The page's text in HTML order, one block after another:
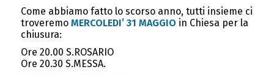
Come abbiamo fatto lo scorso anno, tutti insieme ci
troveremo MERCOLEDI’ 31 MAGGIO in Chiesa per la
chiusura:
Ore 20.00 S.ROSARIO
Ore 20.30 S.MESSA.